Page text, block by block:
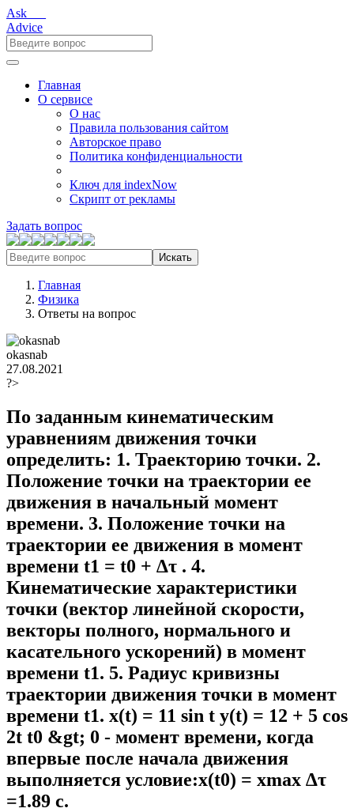
Ask___
Advice
Главная
О сервисе
О нас
Правила пользования сайтом
Авторское право
Политика конфиденциальности
Ключ для indexNow
Скрипт от рекламы
Задать вопрос
Искать
Главная
Физика
Ответы на вопрос
okasnab
27.08.2021
?>
По заданным кинематическим
уравнениям движения точки
определить: 1. Траекторию точки. 2.
Положение точки на траектории ее
движения в начальный момент
времени. 3. Положение точки на
траектории ее движения в момент
времени t1 = t0 + ∆τ . 4.
Кинематические характеристики
точки (вектор линейной скорости,
векторы полного, нормального и
касательного ускорений) в момент
времени t1. 5. Радиус кривизны
траектории движения точки в момент
времени t1. x(t) = 11 sin t y(t) = 12 + 5 cos
2t t0 &gt; 0 - момент времени, когда
впервые после начала движения
выполняется условие:x(t0) = xmax ∆τ
=1.89 с.